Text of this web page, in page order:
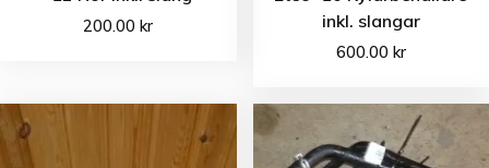
200.00kr
inkl. slangar
600.00 kr